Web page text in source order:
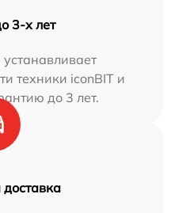
3-х лет
техники iconBIT и
до 3 лет.